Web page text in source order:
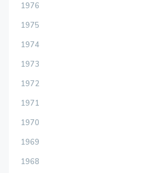
1976
1975
1974
1973
1972
1971
1970
1969
1968